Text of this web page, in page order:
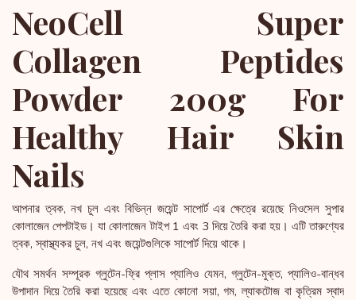
NeoCell Super
Collagen Peptides
Powder 200g For
Healthy Hair Skin
Nails
আপনার ত্বক, নখ চুল এবং বিভিন্ন জয়েন্ট সাপোর্ট এর ক্ষেত্রে রয়েছে নিওসেল সুপার
কোলাজেন পেপটাইড। যা কোলাজেন টাইপ 1 এবং 3 দিয়ে তৈরি করা হয়। এটি তারুণ্যের
ত্বক, স্বাস্থ্যকর চুল, নখ এবং জয়েন্টগুলিকে সাপোর্ট দিয়ে থাকে।
যৌথ সমর্থন সম্পূরক গ্লুটেন-ফ্রি প্লাস প্যালিও যেমন, গ্লুটেন-মুক্ত, প্যালিও-বান্ধব
উপাদান দিয়ে তৈরি করা হয়েছে এবং এতে কোনো সয়া, গম, ল্যাকটোজ বা কৃত্রিম স্বাদ